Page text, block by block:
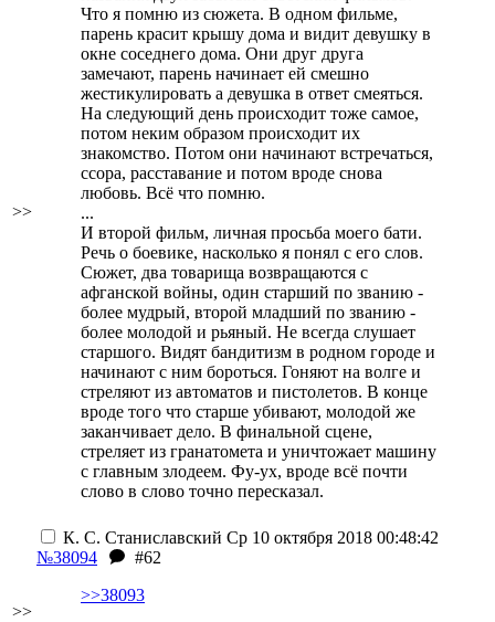
>>
Что я помню из сюжета. В одном фильме,
парень красит крышу дома и видит девушку в
окне соседнего дома. Они друг друга
замечают, парень начинает ей смешно
жестикулировать а девушка в ответ смеяться.
На следующий день происходит тоже самое,
потом неким образом происходит их
знакомство. Потом они начинают встречаться,
ссора, расставание и потом вроде снова
любовь. Всё что помню.
...
И второй фильм, личная просьба моего бати.
Речь о боевике, насколько я понял с его слов.
Сюжет, два товарища возвращаются с
афганской войны, один старший по званию -
более мудрый, второй младший по званию -
более молодой и рьяный. Не всегда слушает
старшого. Видят бандитизм в родном городе и
начинают с ним бороться. Гоняют на волге и
стреляют из автоматов и пистолетов. В конце
вроде того что старше убивают, молодой же
заканчивает дело. В финальной сцене,
стреляет из гранатомета и уничтожает машину
с главным злодеем. Фу-ух, вроде всё почти
слово в слово точно пересказал.
>>
К. С. Станиславский Ср 10 октября 2018 00:48:42
№38094
#62
>>38093